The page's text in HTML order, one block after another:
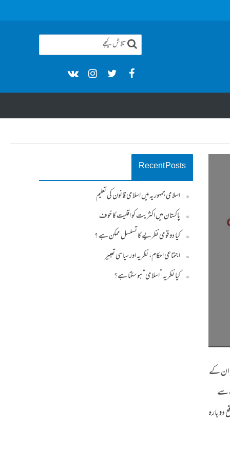
Recent Posts
اسلامی جمہوریہ میں اسلامی قانون کی تعلیم
پاکستان میں اکثریت کو اقلیت کا خوف
کیا دو قومی نظریے کا تسلسل ممکن ہے ؟
اجتماعی احکام، نظریہ اور سیاسی تعبیر
کیا نظریہ ”اسلامی“ ہو سکتا ہے؟
ان کے
سے